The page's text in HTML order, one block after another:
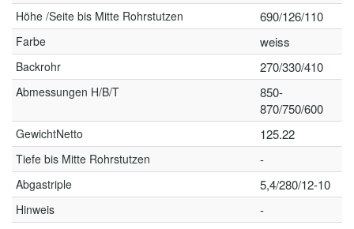
Höhe /Seite bis Mitte Rohrstutzen 690/126/110
Farbe weiss
Backrohr 270/330/410
Abmessungen H/B/T
850-
870/750/600
GewichtNetto 125.22
Tiefe bis Mitte Rohrstutzen -
Abgastriple 5,4/280/12-10
Hinweis -